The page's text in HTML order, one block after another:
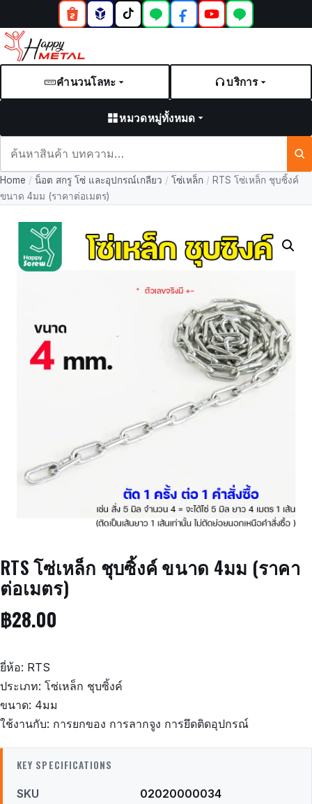
คำนวนโลหะ บริการ
หมวดหมู่ทั้งหมด
และ
บทความ
Home / น็อต สกรู โซ่ และอุปกรณ์เกลียว / โซ่เหล็ก / RTS โซ่เหล็ก ชุบซิ้งค์
ขนาด 4มม (ราคาต่อเมตร)
RTS โซ่เหล็ก ชุบซิ้งค์ ขนาด 4มม (ราคา
ต่อเมตร)
฿28.00
ยี่ห้อ: RTS
ประเภท: โซ่เหล็ก ชุบซิ้งค์
ขนาด: 4มม
ใช้งานกับ: การยกของ การลากจูง การยึดติดอุปกรณ์
KEY SPECIFICATIONS
SKU 02020000034